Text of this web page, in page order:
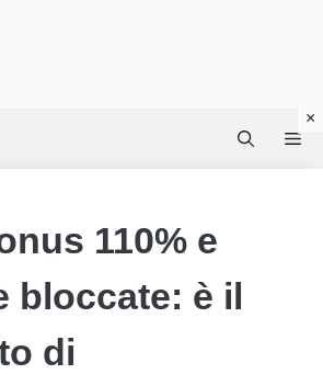
110% e
bloccate: è il
di